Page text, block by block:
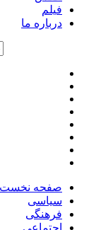
فیلم
درباره ما
صفحه نخست
سیاسی
فرهنگی
اجتماعی